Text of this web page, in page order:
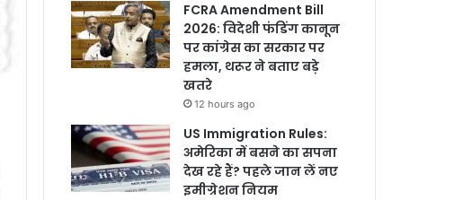
FCRA Amendment Bill
2026: विदेशी फंडिंग कानून
पर कांग्रेस का सरकार पर
हमला, थरूर ने बताए बड़े
खतरे
12 hours ago
US Immigration Rules:
अमेरिका में बसने का सपना
देख रहे हैं? पहले जान लें नए
इमीग्रेशन नियम